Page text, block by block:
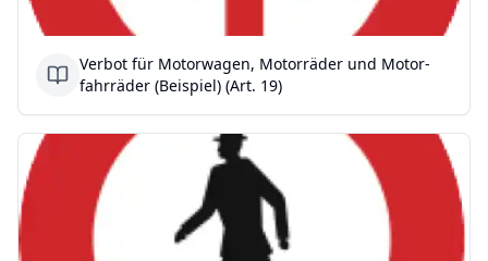
Verbot für Motorwagen, Motorräder und Motor-
fahrräder (Beispiel) (Art. 19)